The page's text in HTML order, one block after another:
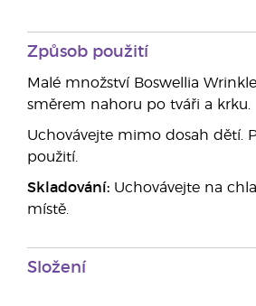
Způsob použití
Malé množství Boswellia
směrem nahoru po tváři a krku.
Uchovávejte mimo dosah dětí.
použití.
Skladování: Uchovávejte na
místě.
Složení